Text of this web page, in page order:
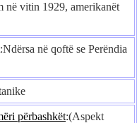
në vitin 1929, amerikanët
:Ndërsa në qoftë se Perëndia
përbashkët:(Aspekt